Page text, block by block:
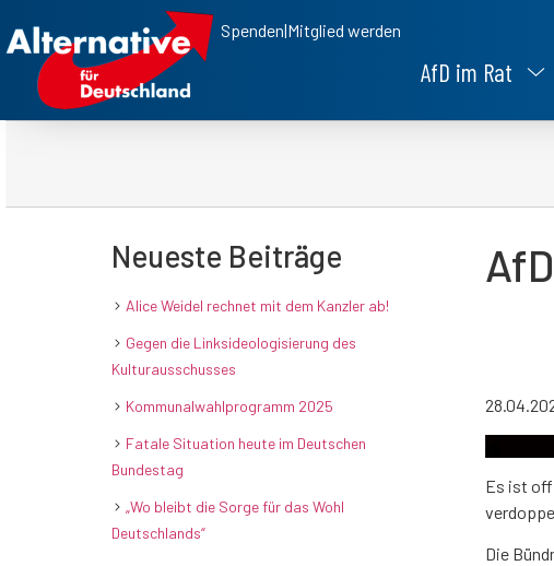
Spenden|Mitglied werden
AfD im Rat
Neueste Beiträge
Alice Weidel rechnet mit dem Kanzler ab!
Gegen die Linksideologisierung des
Kulturausschusses
Kommunalwahlprogramm 2025
Fatale Situation heute im Deutschen
Bundestag
„Wo bleibt die Sorge für das Wohl
Deutschlands“
Es ist
Die